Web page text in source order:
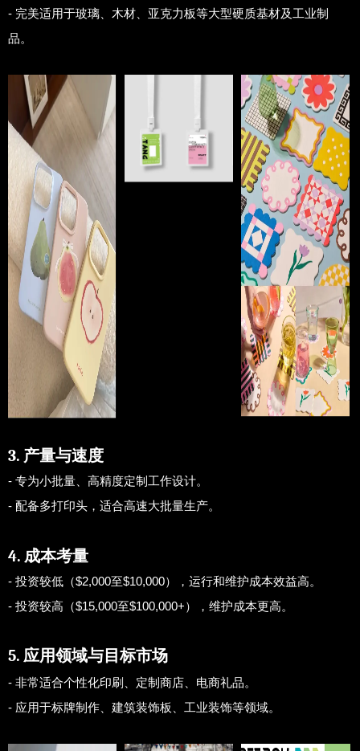
- 完美适用于玻璃、木材、亚克力板等大型硬质基材及工业制
品。
3. 产量与速度
- 专为小批量、高精度定制工作设计。
- 配备多打印头，适合高速大批量生产。
4. 成本考量
- 投资较低（$2,000至$10,000），运行和维护成本效益高。
- 投资较高（$15,000至$100,000+），维护成本更高。
5. 应用领域与目标市场
- 非常适合个性化印刷、定制商店、电商礼品。
- 应用于标牌制作、建筑装饰板、工业装饰等领域。